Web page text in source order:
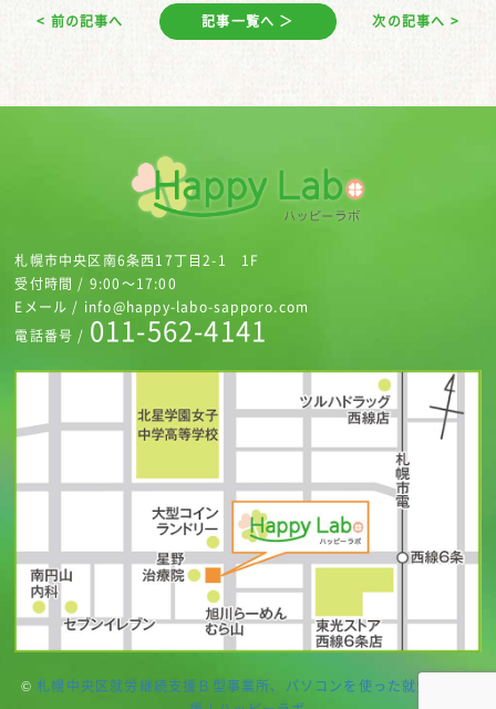
< 前の記事へ 記事一覧へ ＞ 次の記事へ >
札幌市中央区南6条西17丁目2-1 1F
受付時間 / 9:00～17:00
Eメール / info@happy-labo-sapporo.com
電話番号 / 011-562-4141
©札幌中央区就労継続支援Ｂ型事業所、パソコンを使った就労継続支